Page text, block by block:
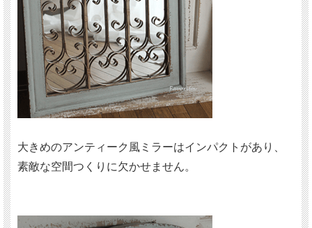
大きめのアンティーク風ミラーはインパクトがあり、
素敵な空間つくりに欠かせません。